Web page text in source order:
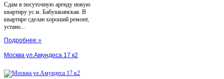
Сдам в посуточную аренду новую
квартиру ус.м. Бабушкинская. В
квартире сделан хороший ремонт,
устано...
Подробнее »
Москва ул.Амундеса 17 к2